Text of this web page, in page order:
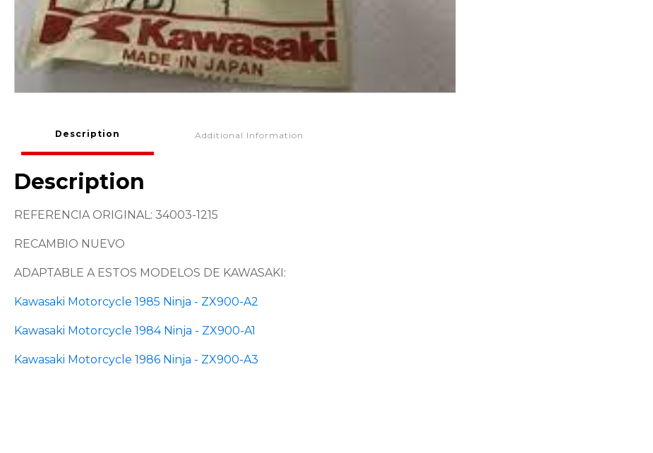
Description Additional Information
Description
REFERENCIA ORIGINAL: 34003-1215
RECAMBIO NUEVO
ADAPTABLE A ESTOS MODELOS DE KAWASAKI:
Kawasaki Motorcycle 1985 Ninja - ZX900-A2
Kawasaki Motorcycle 1984 Ninja - ZX900-A1
Kawasaki Motorcycle 1986 Ninja - ZX900-A3